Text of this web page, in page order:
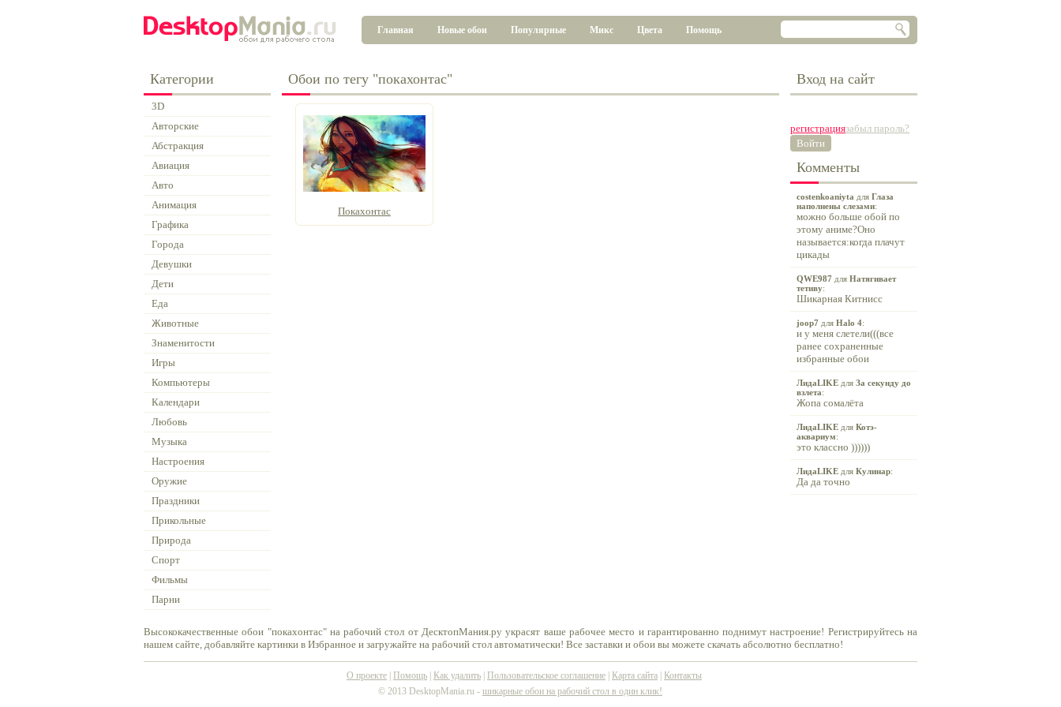
Главная Новые обои Популярные Микс Цвета Помощь
Категории
3D
Авторские
Абстракция
Авиация
Авто
Анимация
Графика
Города
Девушки
Дети
Еда
Животные
Знаменитости
Игры
Компьютеры
Календари
Любовь
Музыка
Настроения
Оружие
Праздники
Прикольные
Природа
Спорт
Фильмы
Парни
Обои по тегу "покахонтас"
Покахонтас
Вход на сайт
регистрациязабыл пароль?
Войти
Комменты
costenkoaniyta для Глаза
наполнены слезами:
можно больше обой по
этому аниме?Оно
называется:когда плачут
цикады
QWE987 для Натягивает
тетиву:
Шикарная Китнисс
joop7 для Halo 4:
и у меня слетели(((все
ранее сохраненные
избранные обои
ЛидаLIKE для За секунду до
взлета:
Жопа сомалёта
ЛидаLIKE для Котэ-
аквариум:
это классно ))))))
ЛидаLIKE для Кулинар:
Да да точно
Высококачественные обои "покахонтас" на рабочий стол от ДесктопМания.ру украсят ваше рабочее место и гарантированно поднимут настроение! Регистрируйтесь на
нашем сайте, добавляйте картинки в Избранное и загружайте на рабочий стол автоматически! Все заставки и обои вы можете скачать абсолютно бесплатно!
О проекте Помощь Как удалить Пользовательское соглашение Карта сайта
Контакты
© 2013 DesktopMania.ru - шикарные обои на рабочий стол в один клик!